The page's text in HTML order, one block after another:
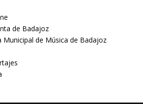
de Badajoz
Municipal de Música de Badajoz